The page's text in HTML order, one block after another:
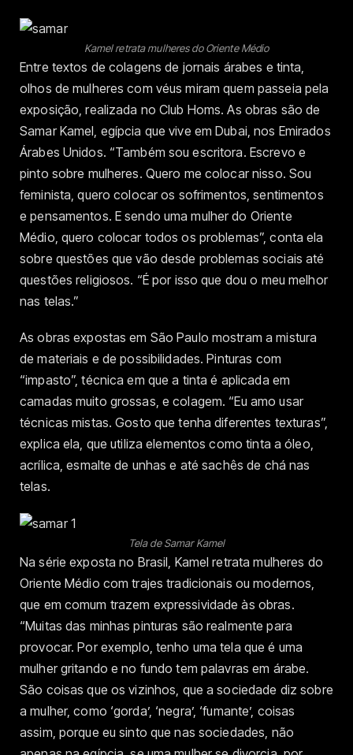
Kamel retrata mulheres do Oriente Médio
Entre textos de colagens de jornais árabes e tinta,
olhos de mulheres com véus miram quem passeia pela
exposição, realizada no Club Homs. As obras são de
Samar Kamel, egípcia que vive em Dubai, nos Emirados
Árabes Unidos. “Também sou escritora. Escrevo e
pinto sobre mulheres. Quero me colocar nisso. Sou
feminista, quero colocar os sofrimentos, sentimentos
e pensamentos. E sendo uma mulher do Oriente
Médio, quero colocar todos os problemas”, conta ela
sobre questões que vão desde problemas sociais até
questões religiosos. “É por isso que dou o meu melhor
nas telas.”
As obras expostas em São Paulo mostram a mistura
de materiais e de possibilidades. Pinturas com
“impasto”, técnica em que a tinta é aplicada em
camadas muito grossas, e colagem. “Eu amo usar
técnicas mistas. Gosto que tenha diferentes texturas”,
explica ela, que utiliza elementos como tinta a óleo,
acrílica, esmalte de unhas e até sachês de chá nas
telas.
Tela de Samar Kamel
Na série exposta no Brasil, Kamel retrata mulheres do
Oriente Médio com trajes tradicionais ou modernos,
que em comum trazem expressividade às obras.
“Muitas das minhas pinturas são realmente para
provocar. Por exemplo, tenho uma tela que é uma
mulher gritando e no fundo tem palavras em árabe.
São coisas que os vizinhos, que a sociedade diz sobre
a mulher, como ‘gorda’, ‘negra’, ‘fumante’, coisas
assim, porque eu sinto que nas sociedades, não